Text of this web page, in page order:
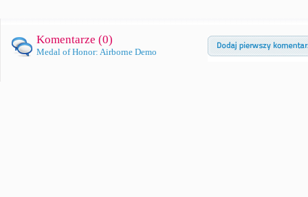
Komentarze (0)
Medal of Honor: Airborne Demo